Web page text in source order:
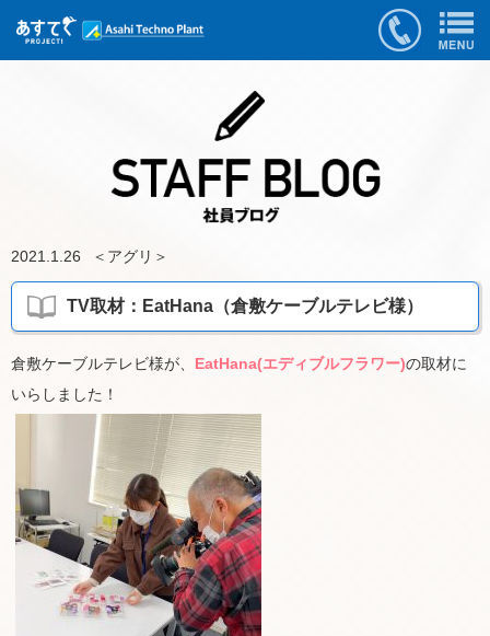
2021.1.26 ＜ アグリ ＞
TV取材：EatHana（倉敷ケーブルテレビ様）
倉敷ケーブルテレビ様が、 EatHana(エディブルフラワー)の取材に
いらしました！